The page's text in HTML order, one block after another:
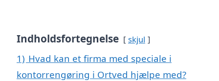
Indholdsfortegnelse skjul
1) Hvad kan et firma med speciale i
kontorrengøring i Ortved hjælpe med?